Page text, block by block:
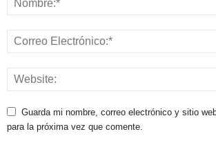
Guarda mi nombre, correo electrónico y sitio
para la próxima vez que comente.